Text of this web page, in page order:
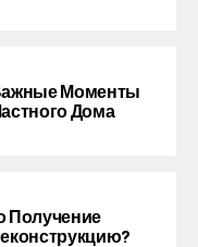
Моменты
Дома
Получение